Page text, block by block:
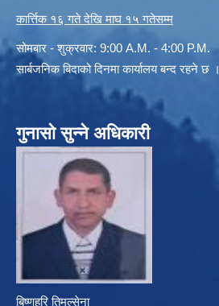
कार्त्तिक १६ गते देखि माघ १५ गतेसम्म
सोमबार - शुक्रवार: 9:00 A.M. - 4:00 P.M.
सार्बजनिक बिदाको दिनमा कार्यालय बन्द रहने छ ।
गुनासो सुन्ने अधिकारी
बिष्णुहरि तिमल्सेना